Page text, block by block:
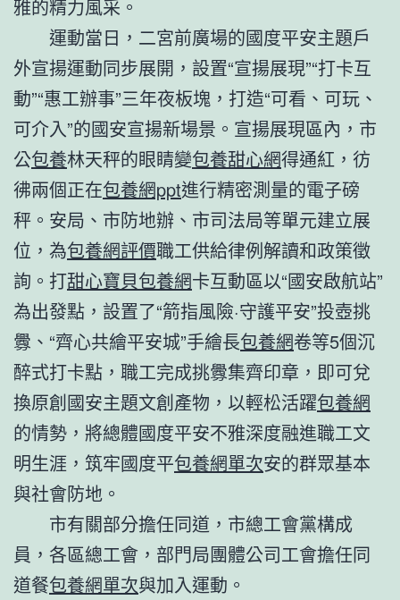
雅的精力風采。
運動當日，二宮前廣場的國度平安主題戶
外宣揚運動同步展開，設置“宣揚展現”“打卡互
動”“惠工辦事”三年夜板塊，打造“可看、可玩、
可介入”的國安宣揚新場景。宣揚展現區內，市
公包養林天秤的眼睛變包養甜心網得通紅，彷
彿兩個正在包養網ppt進行精密測量的電子磅
秤。安局、市防地辦、市司法局等單元建立展
位，為包養網評價職工供給律例解讀和政策徵
詢。打甜心寶貝包養網卡互動區以“國安啟航站”
為出發點，設置了“箭指風險·守護平安”投壺挑
釁、“齊心共繪平安城”手繪長包養網卷等5個沉
醉式打卡點，職工完成挑釁集齊印章，即可兌
換原創國安主題文創產物，以輕松活躍包養網
的情勢，將總體國度平安不雅深度融進職工文
明生涯，筑牢國度平包養網單次安的群眾基本
與社會防地。
市有關部分擔任同道，市總工會黨構成
員，各區總工會，部門局團體公司工會擔任同
道餐包養網單次與加入運動。